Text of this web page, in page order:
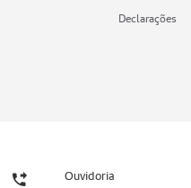
Declarações
Ouvidoria